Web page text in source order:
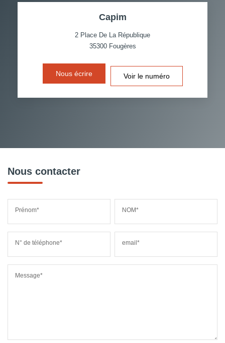
PART DES MÉNAGES SANS
VOITURE
ECOLES ET CRÈCHES
Capim
2 Place De La République
35300 Fougères
Nous écrire Voir le numéro
Nous contacter
Prénom* NOM*
N° de téléphone* email*
Message*